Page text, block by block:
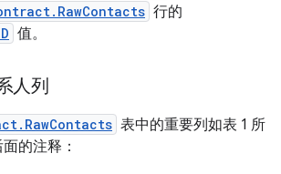
行的
值。
人列
表中的重要列如表 1 所
的注释：